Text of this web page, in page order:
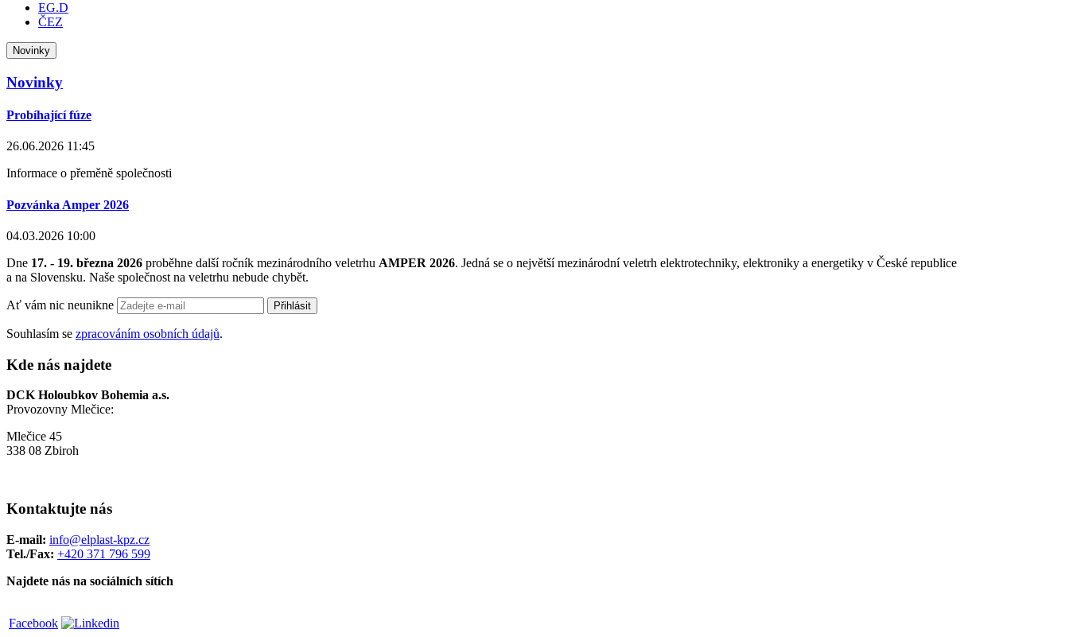
EG.D
ČEZ
Novinky
Novinky
Probíhající fúze
26.06.2026 11:45
Informace o přeměně společnosti
Pozvánka Amper 2026
04.03.2026 10:00
Dne 17. - 19. března 2026 proběhne další ročník mezinárodního veletrhu AMPER 2026. Jedná se o největší mezinárodní veletrh elektrotechniky, elektroniky a energetiky v České republice
a na Slovensku. Naše společnost na veletrhu nebude chybět.
Ať vám nic neunikne Přihlásit
Souhlasím se zpracováním osobních údajů.
Kde nás najdete
DCK Holoubkov Bohemia a.s.
Provozovny Mlečice:
Mlečice 45
338 08 Zbiroh
Kontaktujte nás
E-mail: info@elplast-kpz.cz
Tel./Fax: +420 371 796 599
Najdete nás na sociálních sítích
Facebook